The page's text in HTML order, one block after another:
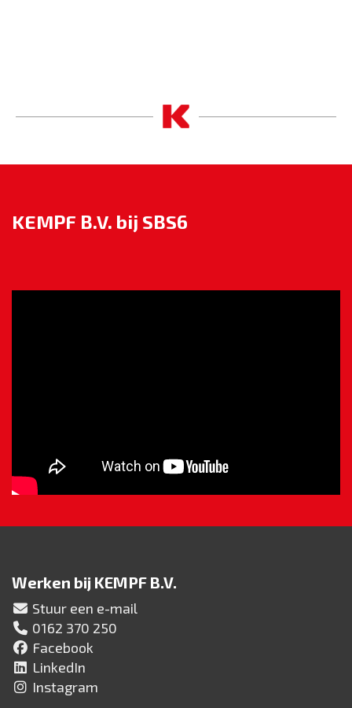
KEMPF B.V. bij SBS6
Werken bij KEMPF B.V.
Stuur een e-mail
0162 370 250
Facebook
LinkedIn
Instagram